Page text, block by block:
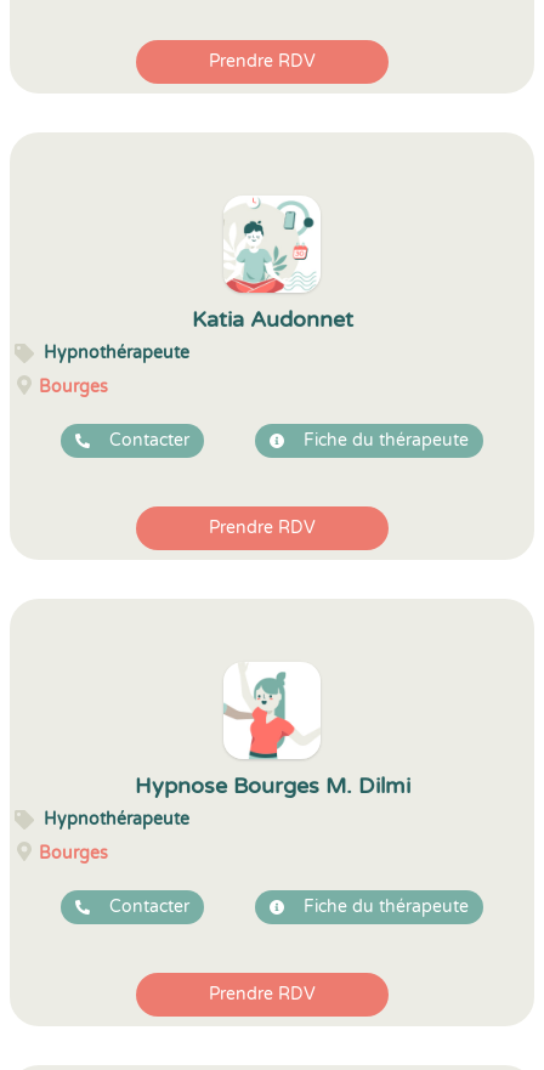
Prendre RDV
Katia Audonnet
Hypnothérapeute
Bourges
Contacter Fiche du thérapeute
Prendre RDV
Hypnose Bourges M. Dilmi
Hypnothérapeute
Bourges
Contacter Fiche du thérapeute
Prendre RDV